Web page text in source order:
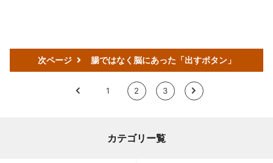
次ページ 腸ではなく脳にあった「出すボタン」
< 1 2 3 >
カテゴリー覧